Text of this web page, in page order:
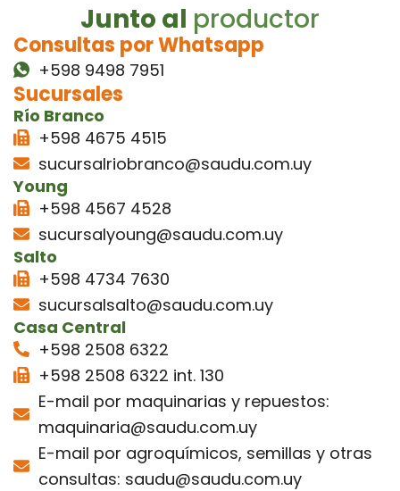
Junto al productor
Consultas por Whatsapp
+598 9498 7951
Sucursales
Río Branco
+598 4675 4515
sucursalriobranco@saudu.com.uy
Young
+598 4567 4528
sucursalyoung@saudu.com.uy
Salto
+598 4734 7630
sucursalsalto@saudu.com.uy
Casa Central
+598 2508 6322
+598 2508 6322 int. 130
E-mail por maquinarias y repuestos:
maquinaria@saudu.com.uy
E-mail por agroquímicos, semillas y otras
consultas: saudu@saudu.com.uy